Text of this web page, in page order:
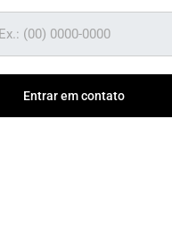
Entrar em contato